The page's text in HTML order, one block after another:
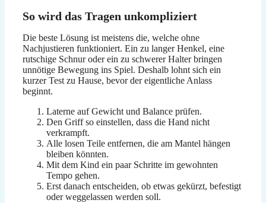
So wird das Tragen unkompliziert
Die beste Lösung ist meistens die, welche ohne
Nachjustieren funktioniert. Ein zu langer Henkel, eine
rutschige Schnur oder ein zu schwerer Halter bringen
unnötige Bewegung ins Spiel. Deshalb lohnt sich ein
kurzer Test zu Hause, bevor der eigentliche Anlass
beginnt.
Laterne auf Gewicht und Balance prüfen.
Den Griff so einstellen, dass die Hand nicht
verkrampft.
Alle losen Teile entfernen, die am Mantel hängen
bleiben könnten.
Mit dem Kind ein paar Schritte im gewohnten
Tempo gehen.
Erst danach entscheiden, ob etwas gekürzt, befestigt
oder weggelassen werden soll.